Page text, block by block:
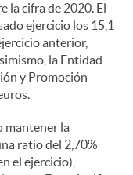
la cifra de 2020. El
ejercicio los 15,1
anterior,
la Entidad
y Promoción
mantener la
ratio del 2,70%
el ejercicio),